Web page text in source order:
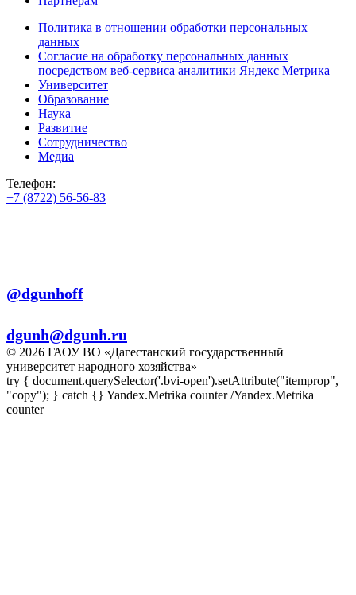
Политика в отношении обработки персональных
данных
Согласие на обработку персональных данных
посредством веб-сервиса аналитики Яндекс Метрика
Университет
Образование
Наука
Развитие
Сотрудничество
Медиа
Телефон:
+7 (8722) 56-56-83
@dgunhoff
dgunh@dgunh.ru
© 2026 ГАОУ ВО «Дагестанский государственный
университет народного хозяйства»
try { document.querySelector('.bvi-open').setAttribute("itemprop",
"copy"); } catch {} Yandex.Metrika counter/Yandex.Metrika
counter